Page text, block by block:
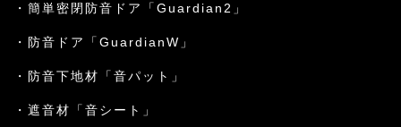
簡単密閉防音ドア「Guardian2」
防音ドア「GuardianW」
防音下地材「音パット」
遮音材「音シート」